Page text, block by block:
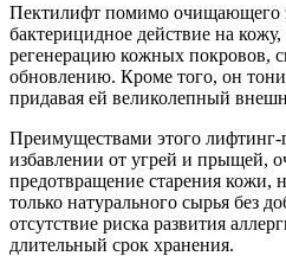
Пектилифт помимо очищающего
бактерицидное действие на кожу,
регенерацию кожных покровов,
обновлению. Кроме того, он
придавая ей великолепный
Преимуществами этого лифтинг-
избавлении от угрей и прыщей,
предотвращение старения кожи,
только натурального сырья без
отсутствие риска развития
длительный срок хранения.